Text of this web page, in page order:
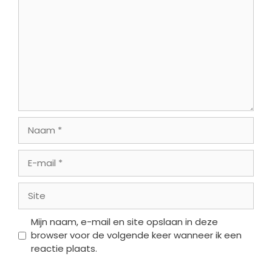
mail
Mijn naam, e-mail en site opslaan in deze
browser voor de volgende keer wanneer ik een
reactie plaats.